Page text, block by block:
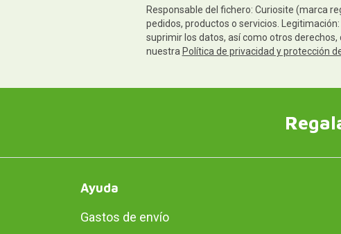
Responsable del fichero: Curiosite (marca
pedidos, productos o servicios.
suprimir los datos, así como otros
nuestra Política de privacidad y protección
Ayuda
Gastos de envío